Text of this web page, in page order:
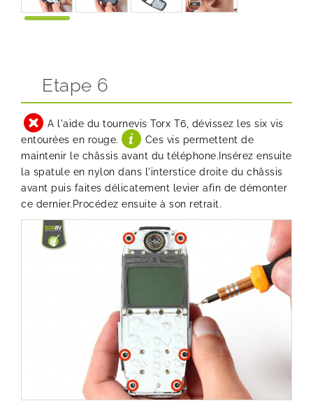
Etape 6
A l'aide du tournevis Torx T6, dévissez les six vis
entourées en rouge.
Ces vis permettent de
maintenir le châssis avant du téléphone.Insérez ensuite
la spatule en nylon dans l'interstice droite du châssis
avant puis faites délicatement levier afin de démonter
ce dernier.Procédez ensuite à son retrait.